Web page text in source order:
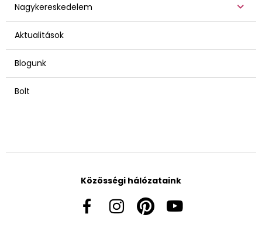
Nagykereskedelem
Aktualitások
Blogunk
Bolt
Közösségi hálózataink